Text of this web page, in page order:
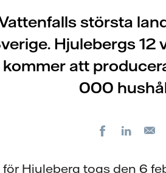
största
Hjulebergs
att
000
Facebook
Hjuleberg togs den 6